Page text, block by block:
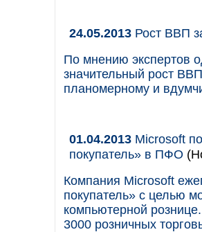
24.05.2013 Рост ВВП
По мнению экспертов
значительный рост
планомерному и
01.04.2013 Microsoft
покупатель» в ПФО
Компания Microsoft
покупатель» с целью
компьютерной
3000 розничных